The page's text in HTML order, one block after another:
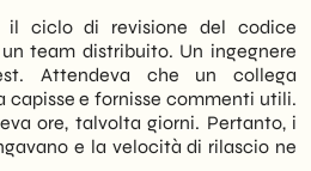
analizza,
criticità, mentre gli
il controllo
Questo equilibrio è
il valore reale
il ciclo di revisione del codice
team distribuito. Un ingegnere
Attendeva che un collega
capisse e fornisse commenti utili.
ore, talvolta giorni. Pertanto, i
e la velocità di rilascio ne